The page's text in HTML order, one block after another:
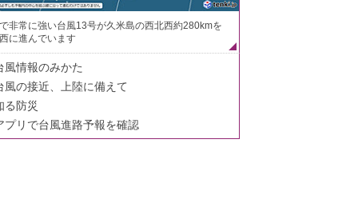
非常に強い台風13号が久米島の西北西約280kmを
に進んでいます
風情報のみかた
風の接近、上陸に備えて
る防災
プリで台風進路予報を確認